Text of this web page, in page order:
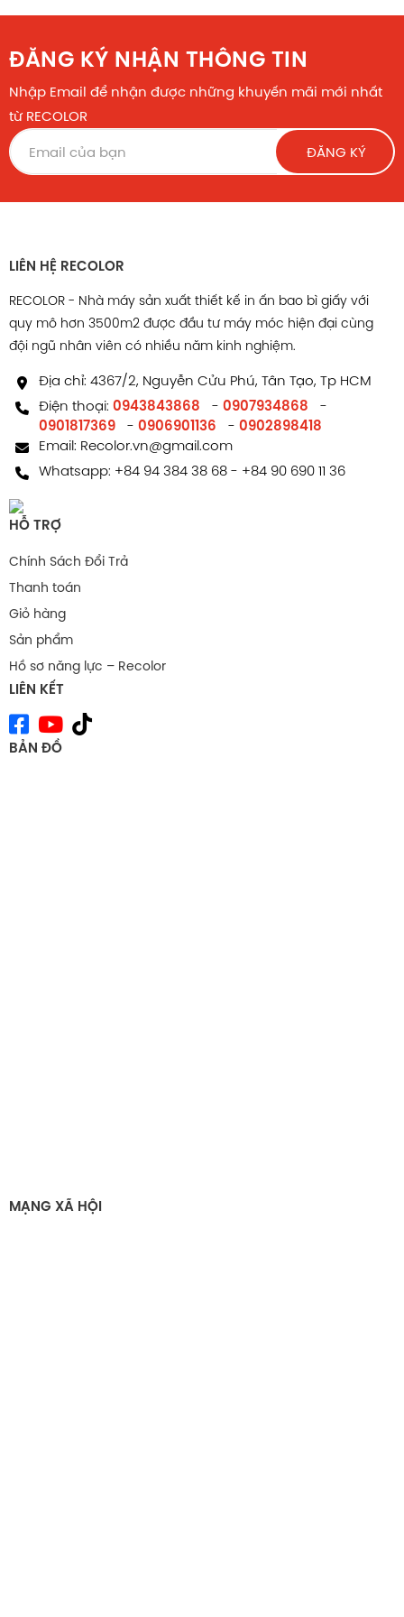
ĐĂNG KÝ NHẬN THÔNG TIN
Nhập Email để nhận được những khuyến mãi mới nhất
từ RECOLOR
ĐĂNG KÝ
LIÊN HỆ RECOLOR
RECOLOR - Nhà máy sản xuất thiết kế in ấn bao bì giấy với
quy mô hơn 3500m2 được đầu tư máy móc hiện đại cùng
đội ngũ nhân viên có nhiều năm kinh nghiệm.
Địa chỉ: 4367/2, Nguyễn Cửu Phú, Tân Tạo, Tp HCM
Điện thoại: 0943843868 - 0907934868
-
0901817369
- 0906901136 - 0902898418
Email: Recolor.vn@gmail.com
Whatsapp: +84 94 384 38 68- +84 90 690 11 36
HỖ TRỢ
Chính Sách Đổi Trả
Thanh toán
Giỏ hàng
Sản phẩm
Hồ sơ năng lực – Recolor
LIÊN KẾT
BẢN ĐỒ
MẠNG XÃ HỘI